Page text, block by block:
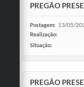
PREGÃO
Postagem: 13/05/
Realização:
Situação:
PREGÃO